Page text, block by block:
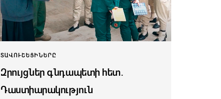
ՏԱՎՈՒՇԵՑԻՆԵՐԸ
Զրույցներ գնդապետի հետ․
Դաստիարակություն